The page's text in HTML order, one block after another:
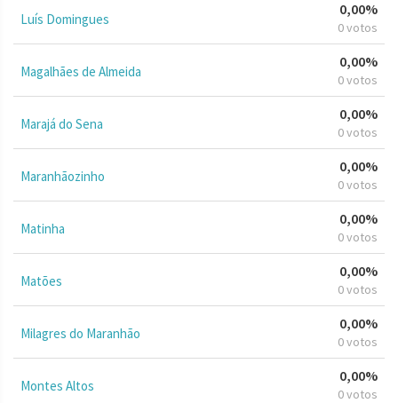
Luís Domingues
0,00%
0 votos
Magalhães de Almeida
0,00%
0 votos
Marajá do Sena
0,00%
0 votos
Maranhãozinho
0,00%
0 votos
Matinha
0,00%
0 votos
Matões
0,00%
0 votos
Milagres do Maranhão
0,00%
0 votos
Montes Altos
0,00%
0 votos